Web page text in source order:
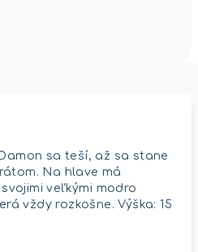
sa teší, až sa stane
Na hlave má
veľkými modro
vždy rozkošne. Výška: 15